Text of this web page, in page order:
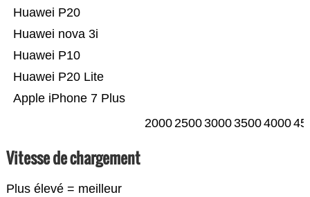
Apple iPhone 7 Plus
Huawei P20 Lite
Huawei P10
Huawei nova 3i
Huawei P20
20002500300035004000
Vitesse de chargement
Plus élevé = meilleur